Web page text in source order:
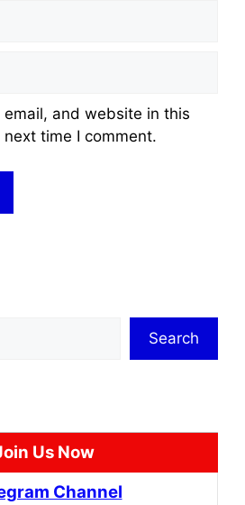
email, and website in this
time I comment.
Search
Us Now
Channel